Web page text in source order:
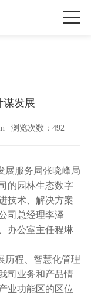
谋发展
| 浏览次数：492
展服务局张晓峰局
的园林生态数字
技术、解决方案
司总经理李泽
办公室主任程琳
历程、智慧化管理
司业务和产品情
业功能区的区位